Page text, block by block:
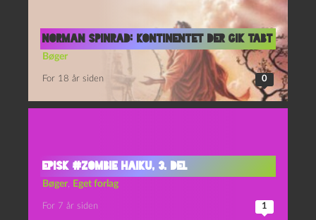
Norman Spinrad: Kontinentet der gik tabt
Bøger
For 18 år siden 0
Episk #zombie haiku, 3. del
Bøger Eget forlag
For 7 år siden 1